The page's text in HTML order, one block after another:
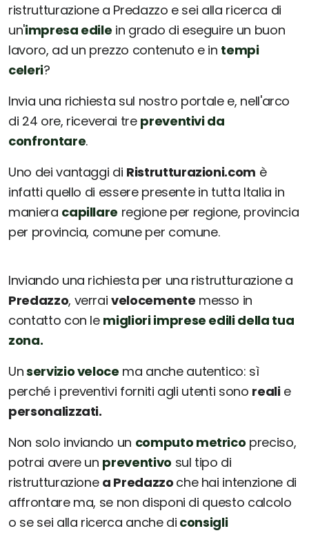
ristrutturazione a Predazzo e sei alla ricerca di
un'impresa edile in grado di eseguire un buon
lavoro, ad un prezzo contenuto e in tempi
celeri?
Invia una richiesta sul nostro portale e, nell'arco
di 24 ore, riceverai tre preventivi da
confrontare.
Uno dei vantaggi di Ristrutturazioni.com è
infatti quello di essere presente in tutta Italia in
maniera capillare regione per regione, provincia
per provincia, comune per comune.
Inviando una richiesta per una ristrutturazione a
Predazzo, verraivelocemente messo in
contatto con le migliori imprese edili della tua
zona.
Unservizio veloce ma anche autentico: sì
perché i preventivi forniti agli utenti sono realie
personalizzati.
Non solo inviando un computo metrico preciso,
potrai avere un preventivo sul tipo di
ristrutturazione a Predazzo che hai intenzione di
affrontare ma, se non disponi di questo calcolo
o se sei alla ricerca anche di consigli